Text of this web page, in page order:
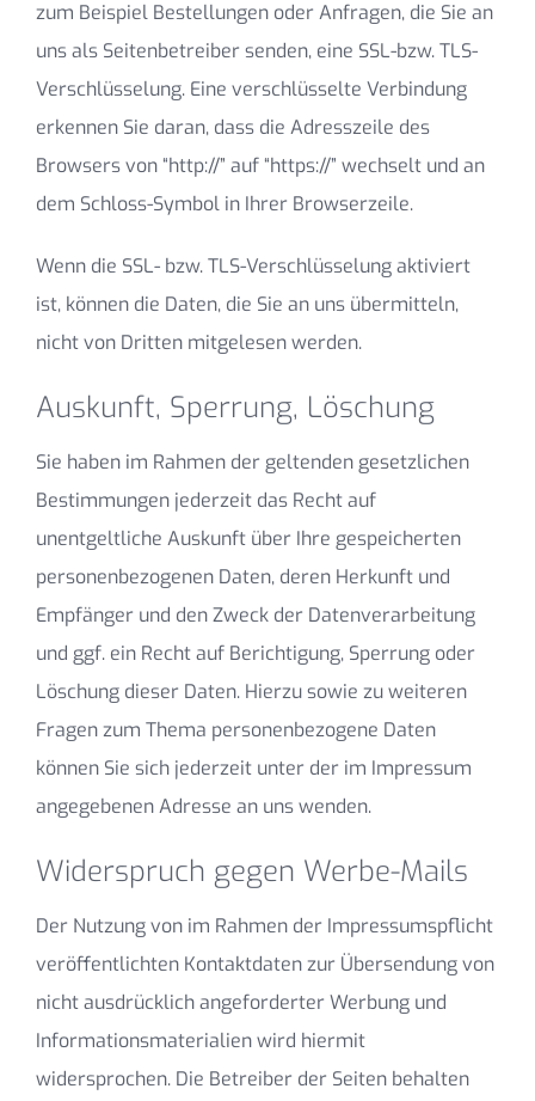
zum Beispiel Bestellungen oder Anfragen, die Sie an
uns als Seitenbetreiber senden, eine SSL-bzw. TLS-
Verschlüsselung. Eine verschlüsselte Verbindung
erkennen Sie daran, dass die Adresszeile des
Browsers von “http://” auf “https://” wechselt und an
dem Schloss-Symbol in Ihrer Browserzeile.
Wenn die SSL- bzw. TLS-Verschlüsselung aktiviert
ist, können die Daten, die Sie an uns übermitteln,
nicht von Dritten mitgelesen werden.
Auskunft, Sperrung, Löschung
Sie haben im Rahmen der geltenden gesetzlichen
Bestimmungen jederzeit das Recht auf
unentgeltliche Auskunft über Ihre gespeicherten
personenbezogenen Daten, deren Herkunft und
Empfänger und den Zweck der Datenverarbeitung
und ggf. ein Recht auf Berichtigung, Sperrung oder
Löschung dieser Daten. Hierzu sowie zu weiteren
Fragen zum Thema personenbezogene Daten
können Sie sich jederzeit unter der im Impressum
angegebenen Adresse an uns wenden.
Widerspruch gegen Werbe-Mails
Der Nutzung von im Rahmen der Impressumspflicht
veröffentlichten Kontaktdaten zur Übersendung von
nicht ausdrücklich angeforderter Werbung und
Informationsmaterialien wird hiermit
widersprochen. Die Betreiber der Seiten behalten